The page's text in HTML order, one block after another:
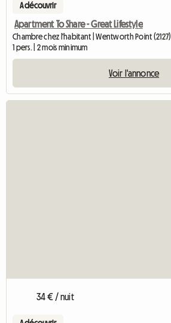
A découvrir
Apartment To Share - Great Lifestyle
Chambre chez l'habitant | Wentworth Point (2127)
1 pers. | 2 mois minimum
Voir l'annonce
34 € / nuit